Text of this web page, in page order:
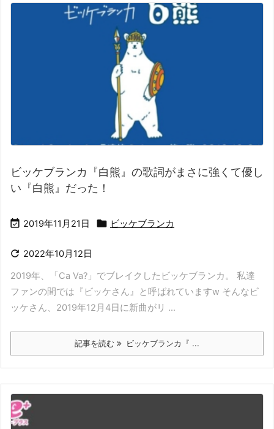
ビッケブランカ『白熊』の歌詞がまさに強くて優し
い『白熊』だった！
 2019年11月21日  ビッケブランカ
 2022年10月12日
2019年、「Ca Va?」でブレイクしたビッケブランカ。 私達
ファンの間では『ビッケさん』と呼ばれていますw そんなビ
ッケさん、2019年12月4日に新曲がリ ...
記事を読む ビッケブランカ『 ...